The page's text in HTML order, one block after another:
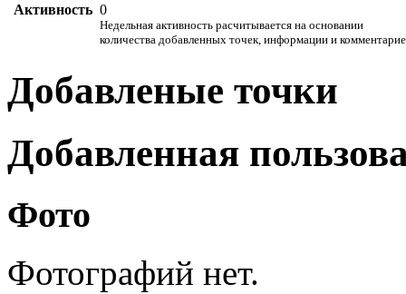
Активность 0
Недельная активность расчитывается на основании
количества добавленных точек, информации и
Добавленые точки
Добавленная
Фото
Фотографий нет.